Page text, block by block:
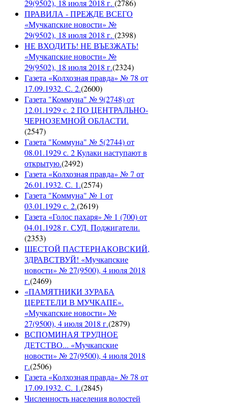
29(9502), 18 июля 2018 г. (2786)
ПРАВИЛА - ПРЕЖДЕ ВСЕГО
«Мучкапские новости» №
29(9502), 18 июля 2018 г. (2398)
НЕ ВХОДИТЬ! НЕ ВЪЕЗЖАТЬ!
«Мучкапские новости» №
29(9502), 18 июля 2018 г.(2324)
Газета «Колхозная правда» № 78 от
17.09.1932. С. 2.(2600)
Газета "Коммуна" № 9(2748) от
12.01.1929 с. 2 ПО ЦЕНТРАЛЬНО-
ЧЕРНОЗЕМНОЙ ОБЛАСТИ.
(2547)
Газета "Коммуна" № 5(2744) от
08.01.1929 с. 2 Кулаки наступают в
открытую.(2492)
Газета «Колхозная правда» № 7 от
26.01.1932. С. 1.(2574)
Газета "Коммуна" № 1 от
03.01.1929 с. 2.(2619)
Газета «Голос пахаря» № 1 (700) от
04.01.1928 г. СУД. Поджигатели.
(2353)
ШЕСТОЙ ПАСТЕРНАКОВСКИЙ,
ЗДРАВСТВУЙ! «Мучкапские
новости» № 27(9500), 4 июля 2018
г.(2469)
«ПАМЯТНИКИ ЗУРАБА
ЦЕРЕТЕЛИ В МУЧКАПЕ».
«Мучкапские новости» №
27(9500), 4 июля 2018 г.(2879)
ВСПОМИНАЯ ТРУДНОЕ
ДЕТСТВО... «Мучкапские
новости» № 27(9500), 4 июля 2018
г.(2506)
Газета «Колхозная правда» № 78 от
17.09.1932. С. 1.(2845)
Численность населения волостей